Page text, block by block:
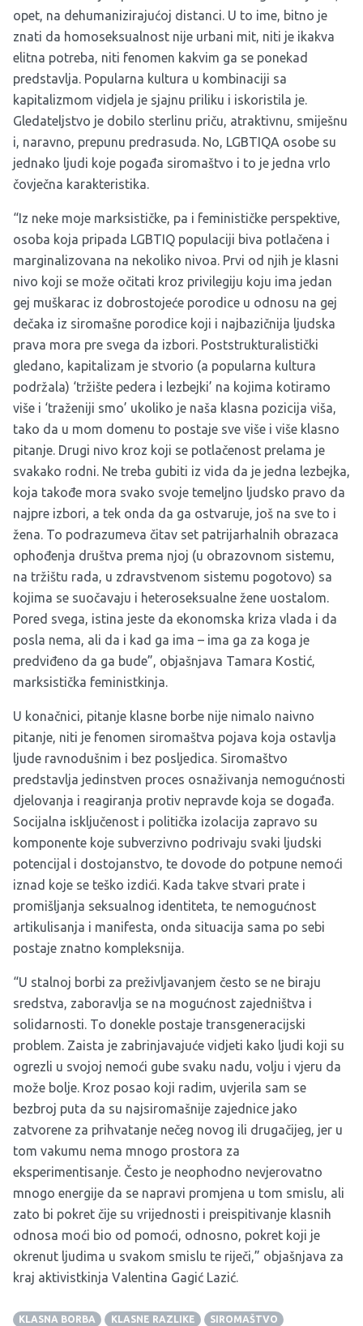
opet, na dehumanizirajućoj distanci. U to ime, bitno je
znati da homoseksualnost nije urbani mit, niti je ikakva
elitna potreba, niti fenomen kakvim ga se ponekad
predstavlja. Popularna kultura u kombinaciji sa
kapitalizmom vidjela je sjajnu priliku i iskoristila je.
Gledateljstvo je dobilo sterlinu priču, atraktivnu, smiješnu
i, naravno, prepunu predrasuda. No, LGBTIQA osobe su
jednako ljudi koje pogađa siromaštvo i to je jedna vrlo
čovječna karakteristika.
“Iz neke moje marksističke, pa i feminističke perspektive,
osoba koja pripada LGBTIQ populaciji biva potlačena i
marginalizovana na nekoliko nivoa. Prvi od njih je klasni
nivo koji se može očitati kroz privilegiju koju ima jedan
gej muškarac iz dobrostojeće porodice u odnosu na gej
dečaka iz siromašne porodice koji i najbazičnija ljudska
prava mora pre svega da izbori. Poststrukturalistički
gledano, kapitalizam je stvorio (a popularna kultura
podržala) ‘tržište pedera i lezbejki’ na kojima kotiramo
više i ‘traženiji smo’ ukoliko je naša klasna pozicija viša,
tako da u mom domenu to postaje sve više i više klasno
pitanje. Drugi nivo kroz koji se potlačenost prelama je
svakako rodni. Ne treba gubiti iz vida da je jedna lezbejka,
koja takođe mora svako svoje temeljno ljudsko pravo da
najpre izbori, a tek onda da ga ostvaruje, još na sve to i
žena. To podrazumeva čitav set patrijarhalnih obrazaca
ophođenja društva prema njoj (u obrazovnom sistemu,
na tržištu rada, u zdravstvenom sistemu pogotovo) sa
kojima se suočavaju i heteroseksualne žene uostalom.
Pored svega, istina jeste da ekonomska kriza vlada i da
posla nema, ali da i kad ga ima – ima ga za koga je
predviđeno da ga bude”, objašnjava Tamara Kostić,
marksistička feministkinja.
U konačnici, pitanje klasne borbe nije nimalo naivno
pitanje, niti je fenomen siromaštva pojava koja ostavlja
ljude ravnodušnim i bez posljedica. Siromaštvo
predstavlja jedinstven proces osnaživanja nemogućnosti
djelovanja i reagiranja protiv nepravde koja se događa.
Socijalna isključenost i politička izolacija zapravo su
komponente koje subverzivno podrivaju svaki ljudski
potencijal i dostojanstvo, te dovode do potpune nemoći
iznad koje se teško izdići. Kada takve stvari prate i
promišljanja seksualnog identiteta, te nemogućnost
artikulisanja i manifesta, onda situacija sama po sebi
postaje znatno kompleksnija.
“U stalnoj borbi za preživljavanjem često se ne biraju
sredstva, zaboravlja se na mogućnost zajedništva i
solidarnosti. To donekle postaje transgeneracijski
problem. Zaista je zabrinjavajuće vidjeti kako ljudi koji su
ogrezli u svojoj nemoći gube svaku nadu, volju i vjeru da
može bolje. Kroz posao koji radim, uvjerila sam se
bezbroj puta da su najsiromašnije zajednice jako
zatvorene za prihvatanje nečeg novog ili drugačijeg, jer u
tom vakumu nema mnogo prostora za
eksperimentisanje. Često je neophodno nevjerovatno
mnogo energije da se napravi promjena u tom smislu, ali
zato bi pokret čije su vrijednosti i preispitivanje klasnih
odnosa moći bio od pomoći, odnosno, pokret koji je
okrenut ljudima u svakom smislu te riječi,” objašnjava za
kraj aktivistkinja Valentina Gagić Lazić.
KLASNA BORBA KLASNE RAZLIKE SIROMAŠTVO